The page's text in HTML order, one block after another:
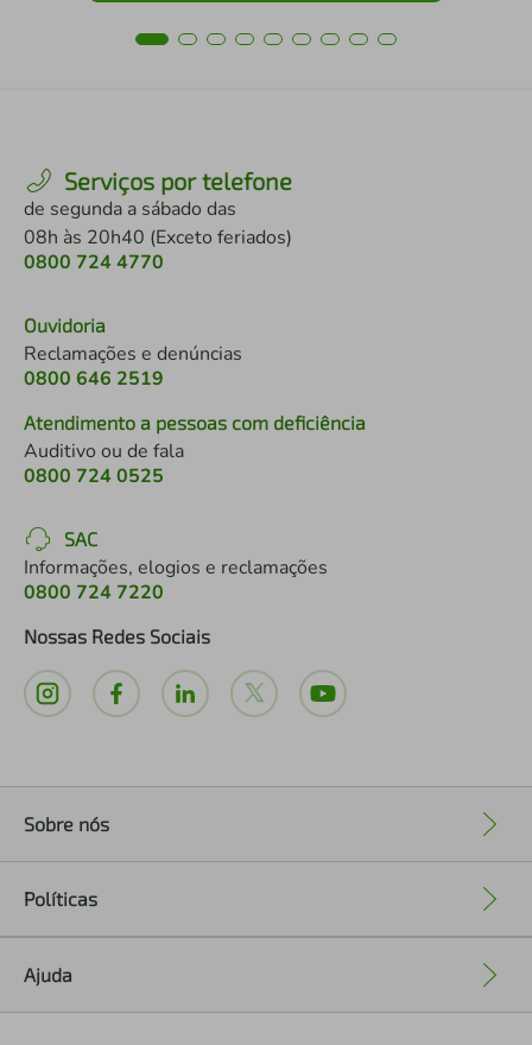
Serviços por telefone
de segunda a sábado das
08h às 20h40 (Exceto feriados)
0800 724 4770
Ouvidoria
Reclamações e denúncias
0800 646 2519
Atendimento a pessoas com deficiência
Auditivo ou de fala
0800 724 0525
SAC
Informações, elogios e reclamações
0800 724 7220
Nossas Redes Sociais
Sobre nós
Políticas
Ajuda